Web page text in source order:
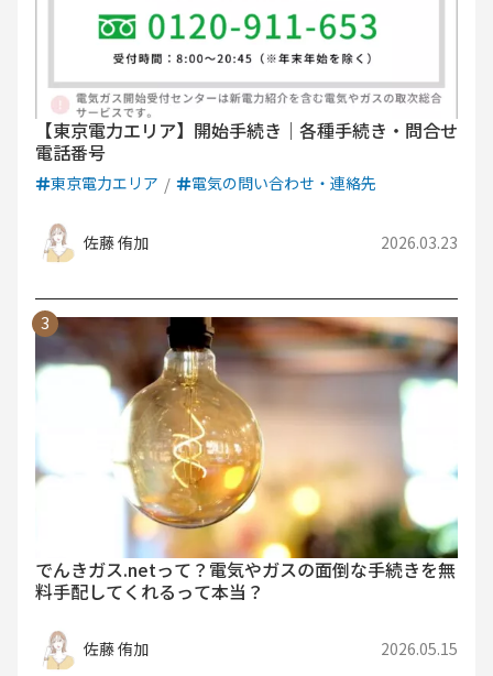
【東京電力エリア】開始手続き｜各種手続き・問合せ
電話番号
東京電力エリア 電気の問い合わせ・連絡先
佐藤 侑加 2026.03.23
でんきガス.netって？電気やガスの面倒な手続きを無
料手配してくれるって本当？
佐藤 侑加 2026.05.15